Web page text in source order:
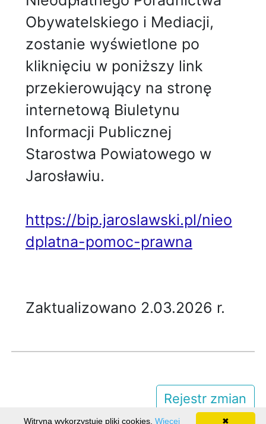
Obywatelskiego i Mediacji,
zostanie wyświetlone po
kliknięciu w poniższy link
przekierowujący na stronę
internetową Biuletynu
Informacji Publicznej
Starostwa Powiatowego w
Jarosławiu.
https://bip.jaroslawski.pl/nieo
dplatna-pomoc-prawna
Zaktualizowano 2.03.2026 r.
Rejestr zmian
✖
Witryna wykorzystuje pliki cookies. Więcej